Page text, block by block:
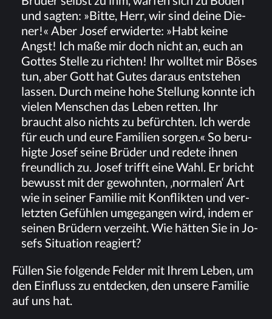
und sag­ten: »Bit­te, Herr, wir sind dei­ne Die­
ner!« Aber Jo­sef er­wi­der­te: »Habt kei­ne
Angst! Ich maße mir doch nicht an, euch an
Got­tes Stel­le zu rich­ten! Ihr woll­tet mir Bö­ses
tun, aber Gott hat Gu­tes dar­aus ent­ste­hen
las­sen. Durch mei­ne hohe Stel­lung konn­te ich
vie­len Men­schen das Le­ben ret­ten. Ihr
braucht also nichts zu be­fürch­ten. Ich wer­de
für euch und eure Fa­mi­li­en sor­gen.« So be­ru­
hig­te Jo­sef sei­ne Brü­der und re­de­te ih­nen
freund­lich zu. Jo­sef trifft eine Wahl. Er bricht
be­wusst mit der ge­wohn­ten, ‚nor­ma­len‘ Art
wie in sei­ner Fa­mi­lie mit Kon­flik­ten und ver­
letz­ten Ge­füh­len um­ge­gan­gen wird, in­dem er
sei­nen Brü­dern ver­zeiht. Wie hät­ten Sie in Jo­
sefs Si­tua­ti­on reagiert?
Fül­len Sie fol­gen­de Fel­der mit Ih­rem Le­ben, um
den Ein­fluss zu ent­de­cken, den un­se­re Fa­mi­lie
auf uns hat.